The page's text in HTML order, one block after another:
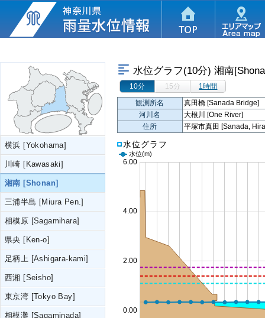
横浜 [Yokohama]
川崎 [Kawasaki]
湘南 [Shonan]
三浦半島 [Miura Pen.]
相模原 [Sagamihara]
県央 [Ken-o]
足柄上 [Ashigara-kami]
西湘 [Seisho]
東京湾 [Tokyo Bay]
相模灘 [Sagaminada]
水位グラフ(10分) 湘南
10分 15分
1時間
観測所名
真田橋 [Sanada Bridge]
河川名
大根川 [One River]
住所
平塚市真田 [Sanada,
水位グラフ
水位(m)